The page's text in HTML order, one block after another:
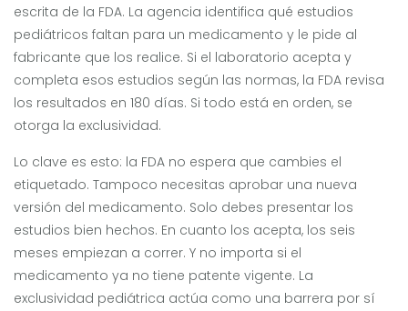
escrita de la FDA. La agencia identifica qué estudios
pediátricos faltan para un medicamento y le pide al
fabricante que los realice. Si el laboratorio acepta y
completa esos estudios según las normas, la FDA revisa
los resultados en 180 días. Si todo está en orden, se
otorga la exclusividad.
Lo clave es esto: la FDA no espera que cambies el
etiquetado. Tampoco necesitas aprobar una nueva
versión del medicamento. Solo debes presentar los
estudios bien hechos. En cuanto los acepta, los seis
meses empiezan a correr. Y no importa si el
medicamento ya no tiene patente vigente. La
exclusividad pediátrica actúa como una barrera por sí